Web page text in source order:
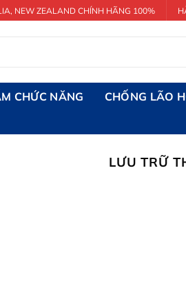
NEW ZEALAND CHÍNH HÃNG 100%
CHỨC NĂNG CHỐNG LÃO
LƯU TRỮ